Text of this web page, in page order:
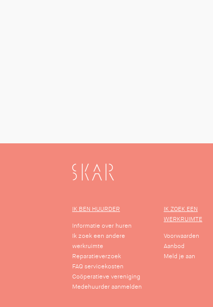
SKAR
IK BEN HUURDER
Informatie over huren
Ik zoek een andere
werkruimte
Reparatieverzoek
FAQ servicekosten
Coöperatieve vereniging
Medehuurder aanmelden
IK ZOEK EEN
WERKRUIMTE
Voorwaarden
Aanbod
Meld je aan